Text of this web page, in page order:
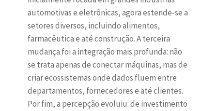
automotivas e eletrônicas, agora estende-se a
setores diversos, incluindo alimentos,
farmacêutica e até construção. A terceira
mudança foi a integração mais profunda: não
se trata apenas de conectar máquinas, mas de
criar ecossistemas onde dados fluem entre
departamentos, fornecedores e até clientes.
Por fim, a percepção evoluiu: de investimento